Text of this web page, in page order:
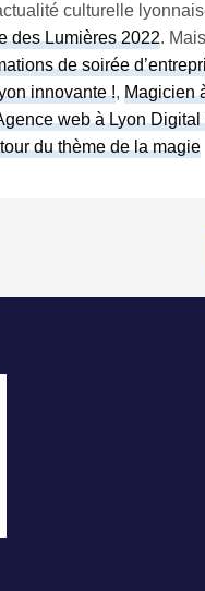
culturelle
des Lumières 2022.
de soirée
innovante !,Magicien
web à Lyon
du thème de la magie